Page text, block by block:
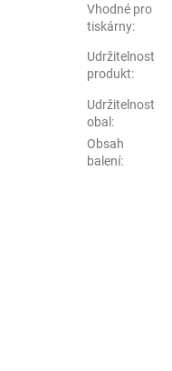
Vhodné pro
tiskárny:
Udržitelnost
produkt:
Udržitelnost
obal:
Obsah
balení: